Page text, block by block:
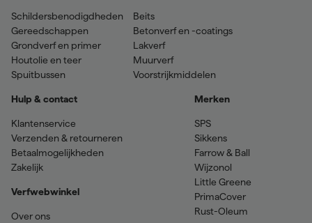
Schildersbenodigdheden
Gereedschappen
Grondverf en primer
Houtolie en teer
Spuitbussen
Beits
Betonverf en -coatings
Lakverf
Muurverf
Voorstrijkmiddelen
Hulp & contact
Klantenservice
Verzenden & retourneren
Betaalmogelijkheden
Zakelijk
Verfwebwinkel
Over ons
Merken
SPS
Sikkens
Farrow & Ball
Wijzonol
Little Greene
PrimaCover
Rust-Oleum